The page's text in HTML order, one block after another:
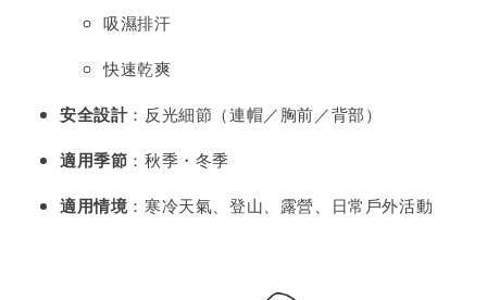
吸濕排汗
快速乾爽
安全設計：反光細節（連帽／胸前／背部）
適用季節 ：秋季・冬季
適用情境：寒冷天氣、登山、露營、日常戶外活動